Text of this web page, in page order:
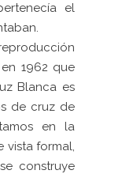
el
1962 que
Blanca es
de cruz de
en la
vista formal,
construye